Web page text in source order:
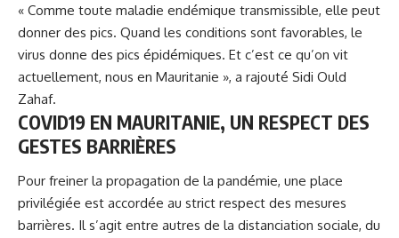
« Comme toute maladie endémique transmissible, elle peut
donner des pics. Quand les conditions sont favorables, le
virus donne des pics épidémiques. Et c’est ce qu’on vit
actuellement, nous en Mauritanie », a rajouté Sidi Ould
Zahaf.
COVID19 EN MAURITANIE, UN RESPECT DES
GESTES BARRIÈRES
Pour freiner la propagation de la pandémie, une place
privilégiée est accordée au strict respect des mesures
barrières. Il s’agit entre autres de la distanciation sociale, du